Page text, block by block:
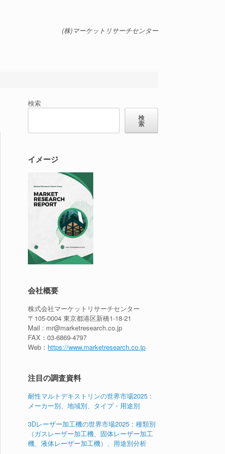
(株)マーケットリサーチセンター
検索
検
索
イメージ
会社概要
株式会社マーケットリサーチセンター
〒105-0004 東京都港区新橋1-18-21
Mail : mr@marketresearch.co.jp
FAX：03-6869-4797
Web： https://www.marketresearch.co.jp
注目の調査資料
耐性マルトデキストリンの世界市場2025：
メーカー別、地域別、タイプ・用途別
3Dレーザー加工機の世界市場2025：種類別
（ガスレーザー加工機、固体レーザー加工
機、液体レーザー加工機）、用途別分析